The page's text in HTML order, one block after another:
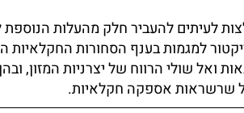
לעיתים להעביר חלק מהעלות
למגמות בענף הסחורות החקלאיות
ואל שולי הרווח של יצרניות המזון,
שרשראות אספקה חקלאיות.